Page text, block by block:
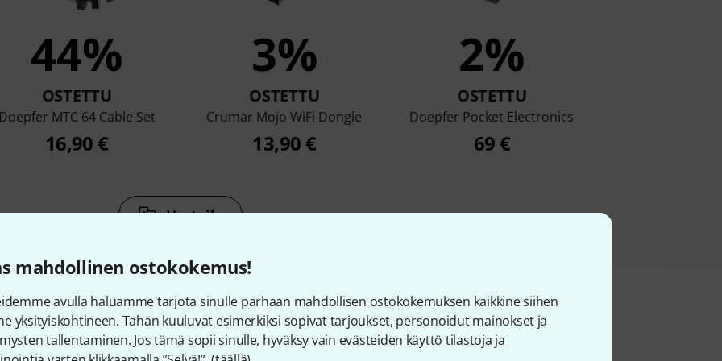
mahdollinen ostokokemus!
avulla haluamme tarjota sinulle parhaan mahdollisen ostokokemuksen kaikkine siihen
yksityiskohtineen. Tähän kuuluvat esimerkiksi sopivat tarjoukset, personoidut mainokset ja
tallentaminen. Jos tämä sopii sinulle, hyväksy vain evästeiden käyttö tilastoja ja
44%
OSTETTU
Doepfer MTC 64 Cable Set
16,90 €
3%
OSTETTU
Crumar Mojo WiFi Dongle
13,90 €
2%
OSTETTU
Doepfer Pocket Electronics
69 €
Vertaile